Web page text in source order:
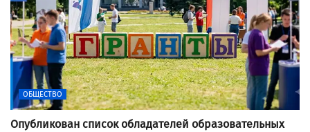
ОБЩЕСТВО
Опубликован список обладателей образовательных